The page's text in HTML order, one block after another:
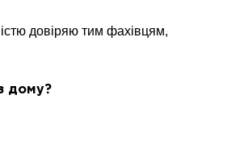
довіряю тим фахівцям,
дому?